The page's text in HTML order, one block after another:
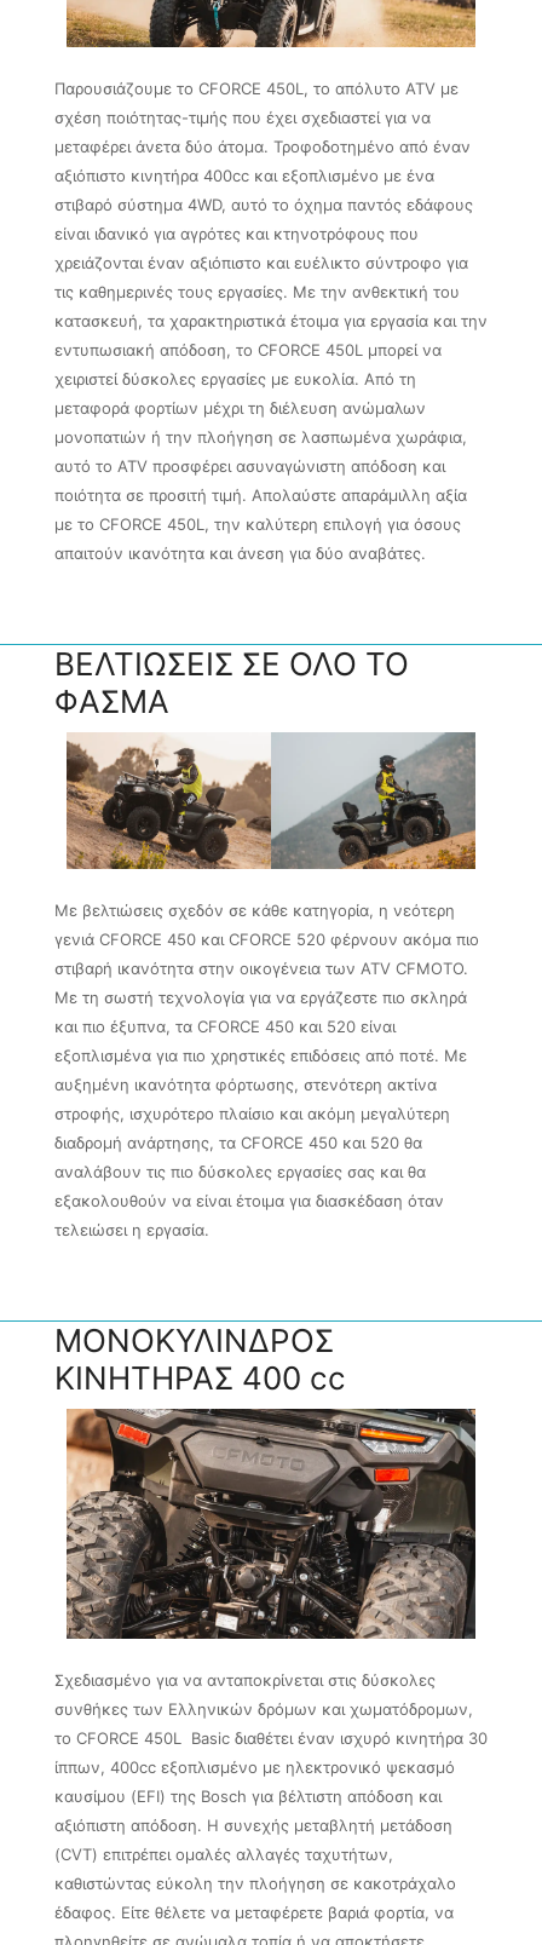
Παρουσιάζουμε το CFORCE 450L, το απόλυτο ATV με
σχέση ποιότητας-τιμής που έχει σχεδιαστεί για να
μεταφέρει άνετα δύο άτομα. Τροφοδοτημένο από έναν
αξιόπιστο κινητήρα 400cc και εξοπλισμένο με ένα
στιβαρό σύστημα 4WD, αυτό το όχημα παντός εδάφους
είναι ιδανικό για αγρότες και κτηνοτρόφους που
χρειάζονται έναν αξιόπιστο και ευέλικτο σύντροφο για
τις καθημερινές τους εργασίες. Με την ανθεκτική του
κατασκευή, τα χαρακτηριστικά έτοιμα για εργασία και την
εντυπωσιακή απόδοση, το CFORCE 450L μπορεί να
χειριστεί δύσκολες εργασίες με ευκολία. Από τη
μεταφορά φορτίων μέχρι τη διέλευση ανώμαλων
μονοπατιών ή την πλοήγηση σε λασπωμένα χωράφια,
αυτό το ATV προσφέρει ασυναγώνιστη απόδοση και
ποιότητα σε προσιτή τιμή. Απολαύστε απαράμιλλη αξία
με το CFORCE 450L, την καλύτερη επιλογή για όσους
απαιτούν ικανότητα και άνεση για δύο αναβάτες.
ΒΕΛΤΙΩΣΕΙΣ ΣΕ ΟΛΟ ΤΟ
ΦΑΣΜΑ
Με βελτιώσεις σχεδόν σε κάθε κατηγορία, η νεότερη
γενιά CFORCE 450 και CFORCE 520 φέρνουν ακόμα πιο
στιβαρή ικανότητα στην οικογένεια των ATV CFMOTO.
Με τη σωστή τεχνολογία για να εργάζεστε πιο σκληρά
και πιο έξυπνα, τα CFORCE 450 και 520 είναι
εξοπλισμένα για πιο χρηστικές επιδόσεις από ποτέ. Με
αυξημένη ικανότητα φόρτωσης, στενότερη ακτίνα
στροφής, ισχυρότερο πλαίσιο και ακόμη μεγαλύτερη
διαδρομή ανάρτησης, τα CFORCE 450 και 520 θα
αναλάβουν τις πιο δύσκολες εργασίες σας και θα
εξακολουθούν να είναι έτοιμα για διασκέδαση όταν
τελειώσει η εργασία.
ΜΟΝΟΚΥΛΙΝΔΡΟΣ
ΚΙΝΗΤΗΡΑΣ 400 cc
Σχεδιασμένο για να ανταποκρίνεται στις δύσκολες
συνθήκες των Ελληνικών δρόμων και χωματόδρομων,
το CFORCE 450L Basic διαθέτει έναν ισχυρό κινητήρα 30
ίππων, 400cc εξοπλισμένο με ηλεκτρονικό ψεκασμό
καυσίμου (EFI) της Bosch για βέλτιστη απόδοση και
αξιόπιστη απόδοση. Η συνεχής μεταβλητή μετάδοση
(CVT) επιτρέπει ομαλές αλλαγές ταχυτήτων,
καθιστώντας εύκολη την πλοήγηση σε κακοτράχαλο
έδαφος. Είτε θέλετε να μεταφέρετε βαριά φορτία, να